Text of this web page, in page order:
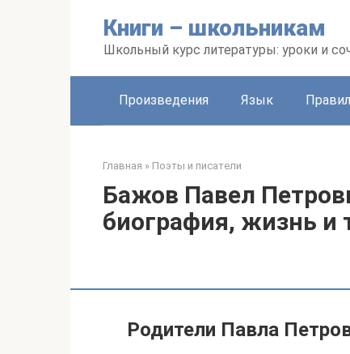
Книги – школьникам
Школьный курс литературы: уроки и
Произведения Язык
Главная » Поэты и писатели
Бажов Павел
биография, жизнь и
Родители Павла